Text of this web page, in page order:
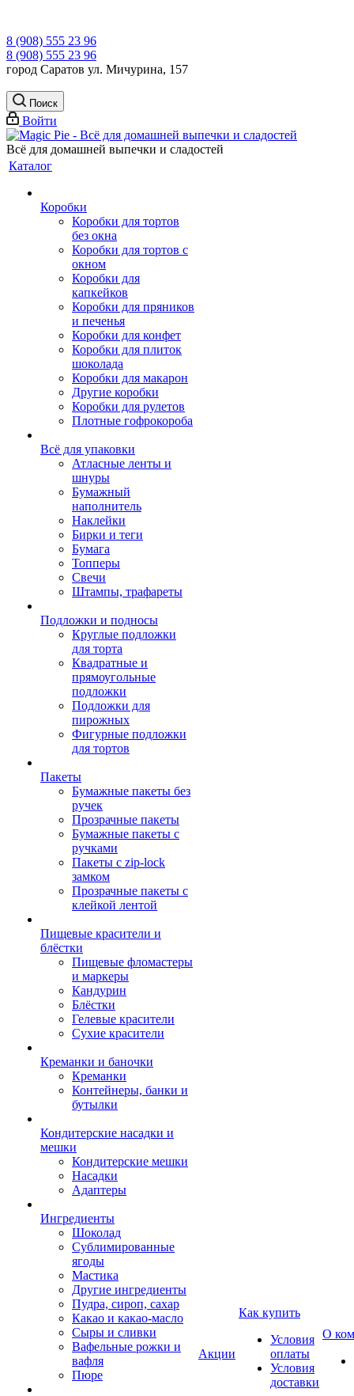
8 (908) 555 23 96
8 (908) 555 23 96
город Саратов ул. Мичурина, 157
Поиск
Войти
Всё для домашней выпечки и сладостей
Каталог
Коробки
Коробки для тортов
без окна
Коробки для тортов с
окном
Коробки для
капкейков
Коробки для пряников
и печенья
Коробки для конфет
Коробки для плиток
шоколада
Коробки для макарон
Другие коробки
Коробки для рулетов
Плотные гофрокороба
Всё для упаковки
Атласные ленты и
шнуры
Бумажный
наполнитель
Наклейки
Бирки и теги
Бумага
Топперы
Свечи
Штампы, трафареты
Подложки и подносы
Круглые подложки
для торта
Квадратные и
прямоугольные
подложки
Подложки для
пирожных
Фигурные подложки
для тортов
Пакеты
Бумажные пакеты без
ручек
Прозрачные пакеты
Бумажные пакеты с
ручками
Пакеты с zip-lock
замком
Прозрачные пакеты с
клейкой лентой
Пищевые красители и
блёстки
Пищевые фломастеры
и маркеры
Кандурин
Блёстки
Гелевые красители
Сухие красители
Креманки и баночки
Креманки
Контейнеры, банки и
бутылки
Кондитерские насадки и
мешки
Кондитерские мешки
Насадки
Адаптеры
Ингредиенты
Шоколад
Сублимированные
ягоды
Мастика
Другие ингредиенты
Пудра, сироп, сахар
Какао и какао-масло
Сыры и сливки
Вафельные рожки и
вафля
Пюре
Акции
Как купить
Условия
оплаты
Условия
доставки
О